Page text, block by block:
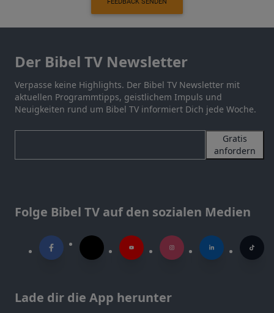
FEEDBACK SENDEN
Der Bibel TV Newsletter
Verpasse keine Highlights. Der Bibel TV Newsletter mit
aktuellen Programmtipps, geistlichem Impuls und
Neuigkeiten rund um Bibel TV informiert Dich jede Woche.
Gratis
anfordern
Folge Bibel TV auf den sozialen Medien
Lade dir die App herunter